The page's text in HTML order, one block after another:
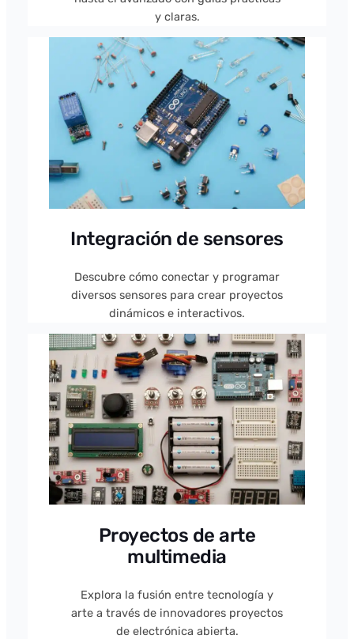
y claras.
Integración de sensores
Descubre cómo conectar y programar
diversos sensores para crear proyectos
dinámicos e interactivos.
Proyectos de arte
multimedia
Explora la fusión entre tecnología y
arte a través de innovadores proyectos
de electrónica abierta.